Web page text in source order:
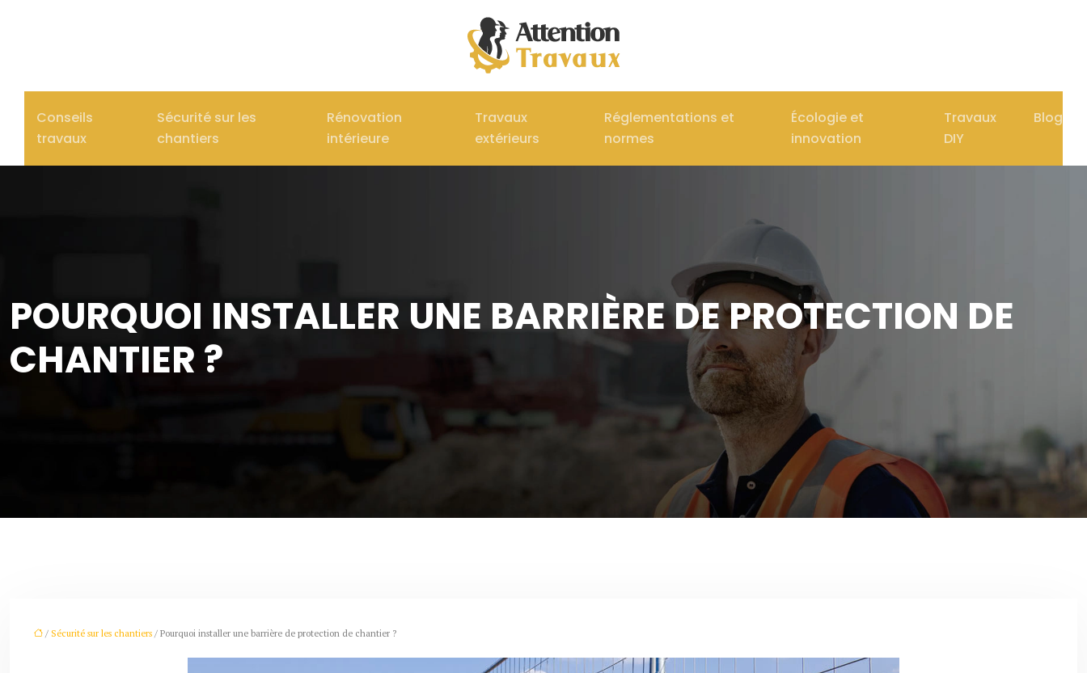
Conseils
travaux
Sécurité sur les
chantiers
Rénovation
intérieure
Travaux
extérieurs
Réglementations et
normes
Écologie et
innovation
Travaux
DIY
Blog
POURQUOI INSTALLER UNE BARRIÈRE DE PROTECTION DE
CHANTIER ?
/ Sécurité sur les chantiers / Pourquoi installer une barrière de protection de chantier ?